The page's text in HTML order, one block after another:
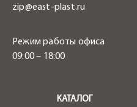
zip@east-plast.ru
Режим работы офиса
09:00 – 18:00
КАТАЛОГ